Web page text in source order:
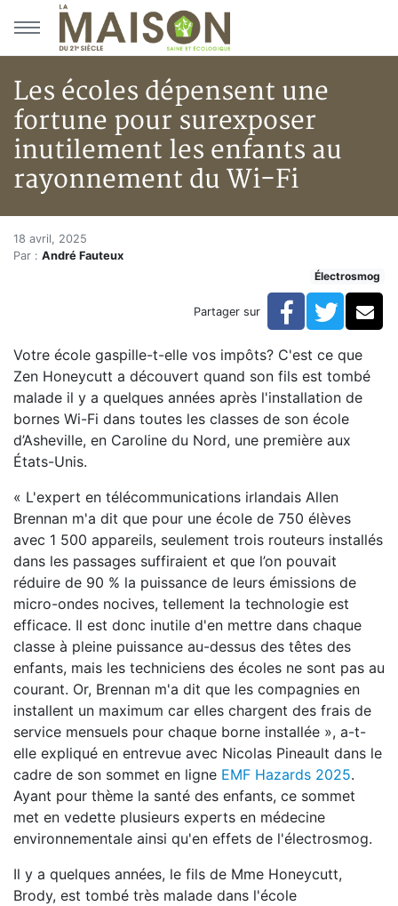
Aller au menu principal
Aller au contenu principal
Les écoles dépensent une
fortune pour surexposer
inutilement les enfants au
rayonnement du Wi-Fi
Accueil
Articles
Les écoles dépensent une fortune pour surexposer
Les écoles dépensent une
18 avril, 2025
Par : André Fauteux
Électrosmog
Partager sur Facebook
Votre école gaspille-t-elle vos impôts? C'est ce que
Zen Honeycutt a découvert quand son fils est tombé
malade il y a quelques années après l'installation de
bornes Wi-Fi dans toutes les classes de son école
d’Asheville, en Caroline du Nord, une première aux
États-Unis.
« L'expert en télécommunications irlandais Allen
Brennan m'a dit que pour une école de 750 élèves
avec 1 500 appareils, seulement trois routeurs installés
dans les passages suffiraient et que l’on pouvait
réduire de 90 % la puissance de leurs émissions de
micro-ondes nocives, tellement la technologie est
efficace. Il est donc inutile d'en mettre dans chaque
classe à pleine puissance au-dessus des têtes des
enfants, mais les techniciens des écoles ne sont pas au
courant. Or, Brennan m'a dit que les compagnies en
installent un maximum car elles chargent des frais de
service mensuels pour chaque borne installée », a-t-
elle expliqué en entrevue avec Nicolas Pineault dans le
cadre de son sommet en ligne EMF Hazards 2025.
Ayant pour thème la santé des enfants, ce sommet
met en vedette plusieurs experts en médecine
environnementale ainsi qu'en effets de l'électrosmog.
Il y a quelques années, le fils de Mme Honeycutt,
Brody, est tombé très malade dans l'école